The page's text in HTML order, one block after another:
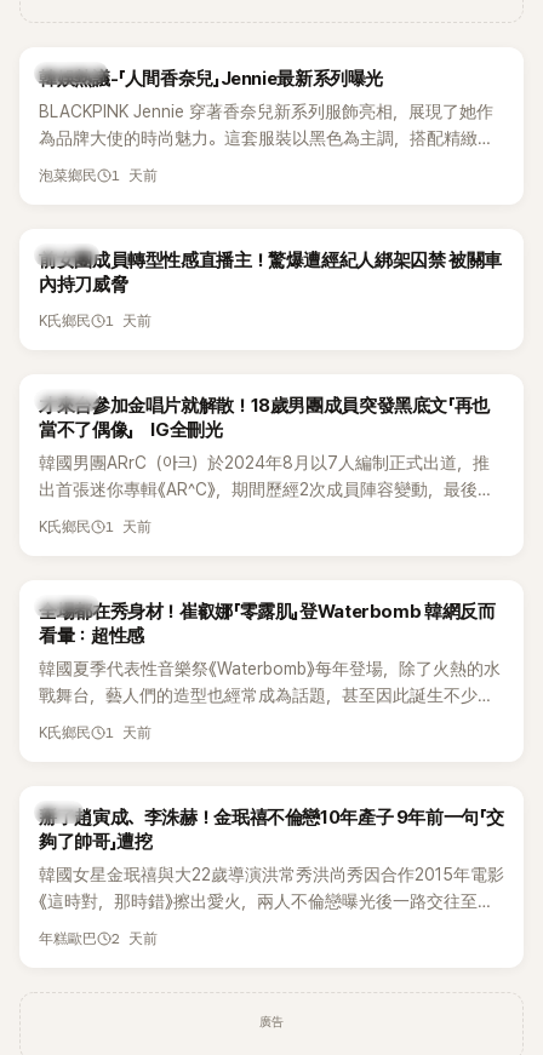
熱議討論
韓娛熱議-「人間香奈兒」Jennie最新系列曝光
BLACKPINK Jennie 穿著香奈兒新系列服飾亮相，展現了她作
為品牌大使的時尚魅力。這套服裝以黑色為主調，搭配精緻的
細節，完美襯托出 Jennie 的優雅氣質。
泡菜鄉民 1 天前
K-POP
前女團成員轉型性感直播主！驚爆遭經紀人綁架囚禁 被關車
內持刀威脅
K氏鄉民 1 天前
K-POP
才來台參加金唱片就解散！18歲男團成員突發黑底文「再也
當不了偶像」 IG全刪光
韓國男團ARrC（아크）於2024年8月以7人編制正式出道，推
出首張迷你專輯《AR^C》，期間歷經2次成員陣容變動，最後一
張作品則是2025年11月推出的〈Skiid〉。沒想到出道不到2年，
當錯愕。
K氏鄉民 1 天前
K-POP
全場都在秀身材！崔叡娜「零露肌」登Waterbomb 韓網反而
看暈：超性感
韓國夏季代表性音樂祭《Waterbomb》每年登場，除了火熱的水
戰舞台，藝人們的造型也經常成為話題，甚至因此誕生不少
「Waterbomb女神」、「Waterbomb男神」。過去包括泫雅、宣
K氏鄉民 1 天前
韓星
掰了趙寅成、李洙赫！金珉禧不倫戀10年產子 9年前一句「交
夠了帥哥」遭挖
韓國女星金珉禧與大22歲導演洪常秀洪尚秀因合作2015年電影
《這時對，那時錯》擦出愛火，兩人不倫戀曝光後一路交往至
今，戀情已持續近10年，並於去年迎來兩人的兒子。金珉禧也
一句台詞卻突然被韓網翻出，意外再度掀起熱議。
年糕歐巴 2 天前
廣告